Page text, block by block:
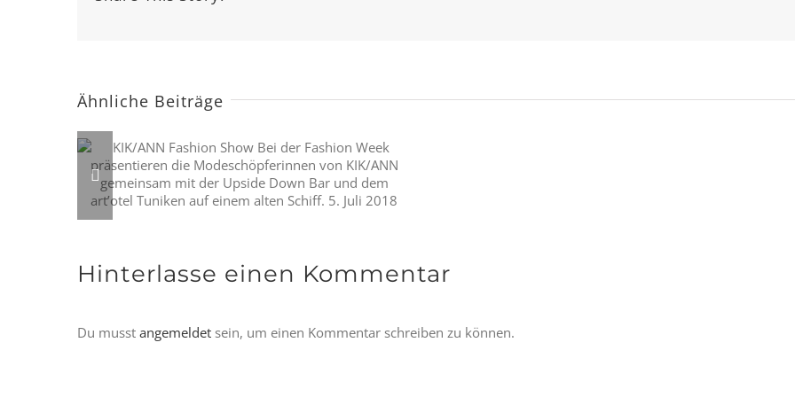
Ähnliche Beiträge
READY TO ENTER – So toll war die
KIK/ANN Show zur Berlin Fashion
Hinterlasse einen Kommentar
Du musst angemeldet sein, um einen Kommentar schreiben zu können.